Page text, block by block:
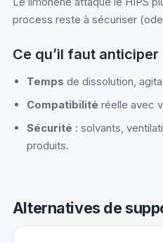
process reste à sécuriser
Ce qu’il faut anticiper
Temps de dissolution,
Compatibilité réelle avec
Sécurité : solvants,
produits.
Alternatives de